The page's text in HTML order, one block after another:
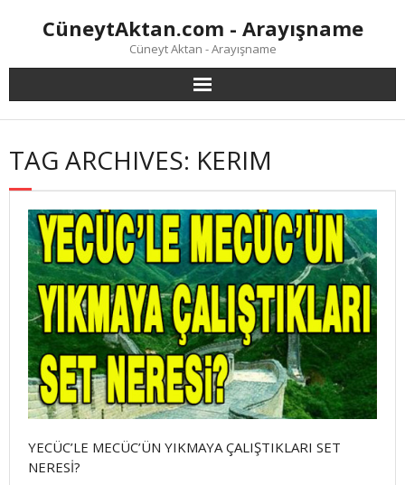
CüneytAktan.com - Arayışname
Cüneyt Aktan - Arayışname
TAG ARCHIVES: KERIM
YECÜC’LE MECÜC’ÜN YIKMAYA ÇALIŞTIKLARI SET
NERESİ?